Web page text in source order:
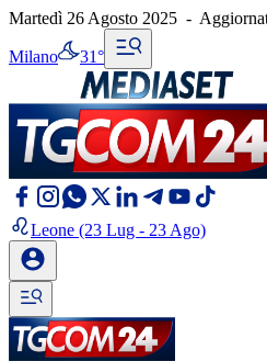
Martedì 26 Agosto 2025 -
Milano 31°
Leone (23 Lug - 23 Ago)